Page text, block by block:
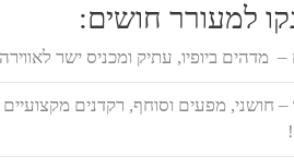
למעורר חושים:
– מדהים ביופיו, עתיק ומכניס ישר
– חושני, מפעים וסוחף, רקדנים